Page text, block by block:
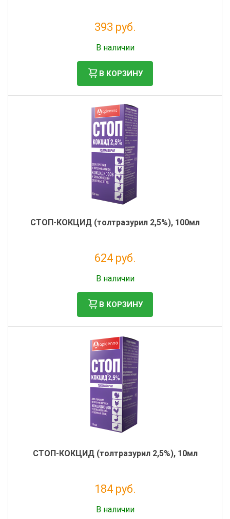
393 руб.
В наличии
В КОРЗИНУ
СТОП-КОКЦИД (толтразурил 2,5%), 100мл
624 руб.
В наличии
В КОРЗИНУ
СТОП-КОКЦИД (толтразурил 2,5%), 10мл
184 руб.
В наличии